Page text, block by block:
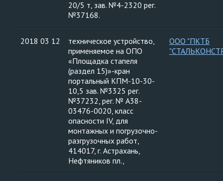
20/5 т, зав. №4-2320 рег.
№37168.
2018 03 12
техническое устройство,
применяемое на ОПО
«Площадка стапеля
(раздел 15)»-кран
портальный КПМ-10-30-
10,5 зав. №3325 рег.
№37232, рег. № А38-
03476-0020, класс
опасности IV, для
монтажных и погрузочно-
разгрузочных работ,
414017, г. Астрахань,
Нефтяников пл.,
ООО "ПКТБ